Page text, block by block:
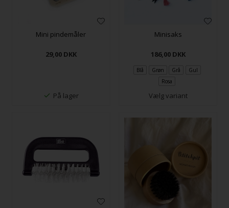
Mini pindemåler
29,00 DKK
På lager
Minisaks
186,00 DKK
Blå Grøn Grå
Gul
Rosa
Vælg variant